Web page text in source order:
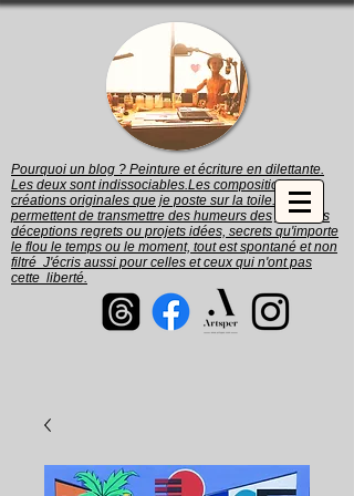
Pourquoi un blog ? Peinture et écriture en dilettante.
Les deux sont indissociables.Les compositions et
créations originales que je poste sur la toile. me
permettent de transmettre des humeurs des joies des
déceptions regrets ou projets idées, secrets qu'importe
le flou le temps ou le moment, tout est spontané et non
filtré J'écris aussi pour celles et ceux qui n'ont pas
cette liberté.